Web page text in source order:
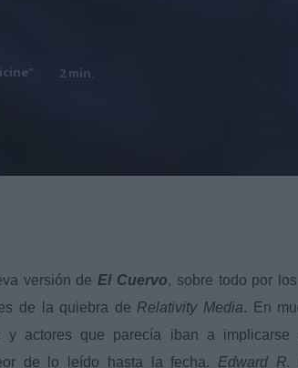
2min.
versión deEl Cuervo, sobre todo por
de la quiebra de Relativity Media. En
y actores que parecía iban a implicarse
de lo leído hasta la fecha. Edward R.